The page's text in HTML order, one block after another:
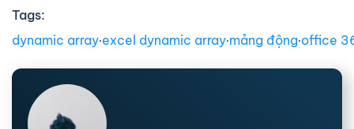
Tags:
dynamic array∙excel dynamic array∙mảng động∙office